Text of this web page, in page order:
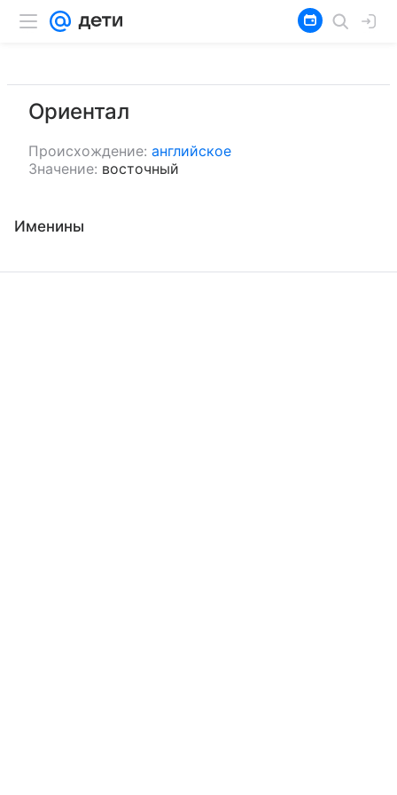
Ориентал
Происхождение: английское
Значение: восточный
Именины